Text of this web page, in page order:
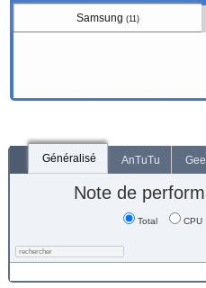
Samsung(11)
Généralisé AnTuTu
Note de
Total CPU